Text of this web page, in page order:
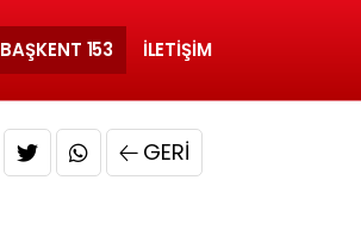
BAŞKENT 153 İLETIŞIM
GERI